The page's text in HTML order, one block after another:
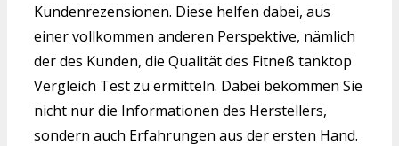
Kundenrezensionen. Diese helfen dabei, aus
einer vollkommen anderen Perspektive, nämlich
der des Kunden, die Qualität des Fitneß tanktop
Vergleich Test zu ermitteln. Dabei bekommen Sie
nicht nur die Informationen des Herstellers,
sondern auch Erfahrungen aus der ersten Hand.